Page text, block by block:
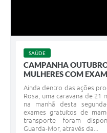
SAÚDE
CAMPANHA
MULHERES COM
Ainda dentro das ações
Rosa, uma caravana de 21
na manhã desta
exames gratuitos de
transporte foram
Guarda-Mor, através da...